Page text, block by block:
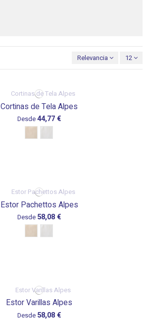
Relevancia 12
Cortinas de Tela Alpes
Desde44,77 €
Estor Pachettos Alpes
Desde 58,08 €
Estor Varillas Alpes
Desde 58,08 €